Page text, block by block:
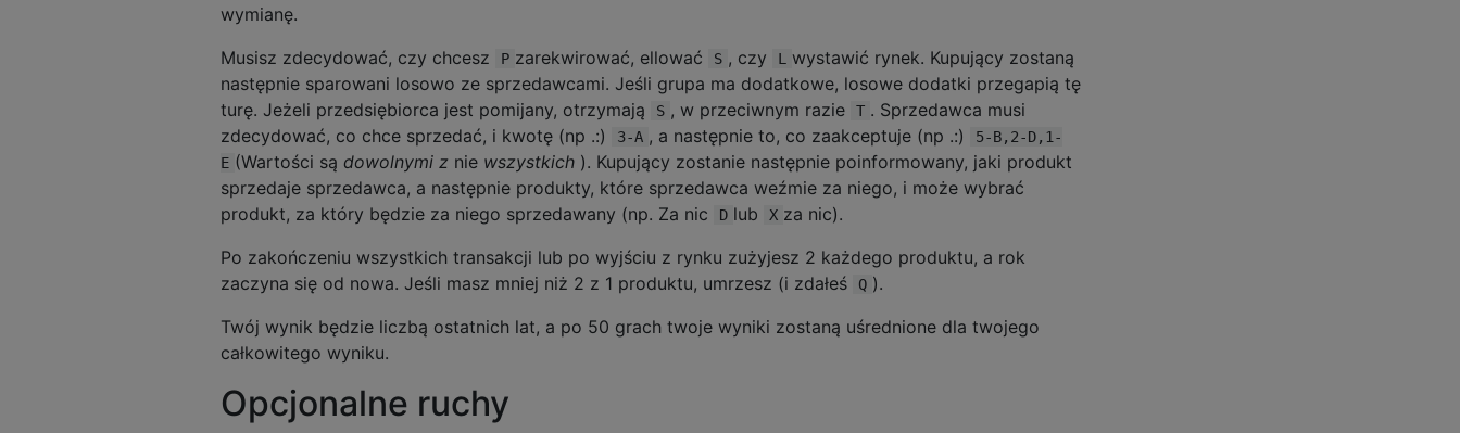
wymianę.
Musisz zdecydować, czy chcesz
P zarekwirować, ellować S , czy L
wystawić rynek. Kupujący zostaną
następnie sparowani losowo ze sprzedawcami. Jeśli grupa ma dodatkowe, losowe dodatki przegapią tę
turę. Jeżeli przedsiębiorca jest pomijany, otrzymają
S , w przeciwnym razie T . Sprzedawca musi
zdecydować, co chce sprzedać, i kwotę (np .:)
3-A , a następnie to, co zaakceptuje (np .:)
5-B,2-D,1-
E (Wartości są dowolnymi z nie wszystkich ). Kupujący zostanie następnie poinformowany, jaki produkt
sprzedaje sprzedawca, a następnie produkty, które sprzedawca weźmie za niego, i może wybrać
produkt, za który będzie za niego sprzedawany (np. Za nic
D lub X za nic).
Po zakończeniu wszystkich transakcji lub po wyjściu z rynku zużyjesz 2 każdego produktu, a rok
zaczyna się od nowa. Jeśli masz mniej niż 2 z 1 produktu, umrzesz (i zdałeś
Q ).
Twój wynik będzie liczbą ostatnich lat, a po 50 grach twoje wyniki zostaną uśrednione dla twojego
całkowitego wyniku.
Opcjonalne ruchy